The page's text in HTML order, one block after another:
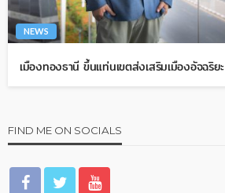
NEWS
เมืองทองธานี ขึ้นแท่นเขตส่งเสริมเมืองอัจฉริยะ
FIND ME ON SOCIALS